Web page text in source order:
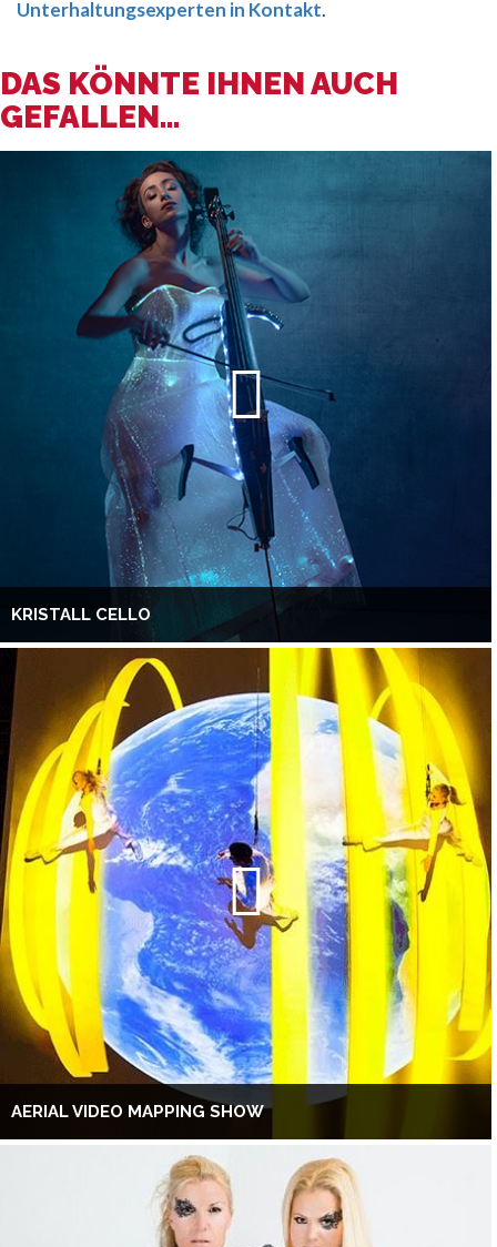
Unterhaltungsexperten in Kontakt.
DAS KÖNNTE IHNEN AUCH
GEFALLEN...
KRISTALL CELLO
AERIAL VIDEO MAPPING SHOW